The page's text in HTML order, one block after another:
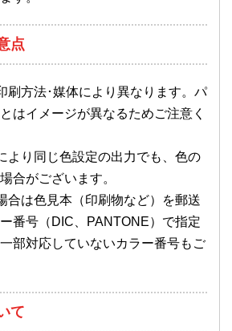
点
刷方法･媒体により異なります。パ
はイメージが異なるためご注意く
より同じ色設定の出力でも、色の
合がございます。
合は色見本（印刷物など）を郵送
番号（DIC、PANTONE）で指定
部対応していないカラー番号もご
て